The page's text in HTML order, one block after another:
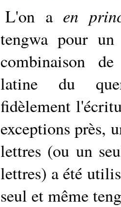
L'on a en
tengwa pour
combinaison
latine du
fidèlement
exceptions près,
lettres (ou un
lettres) a été
seul et même